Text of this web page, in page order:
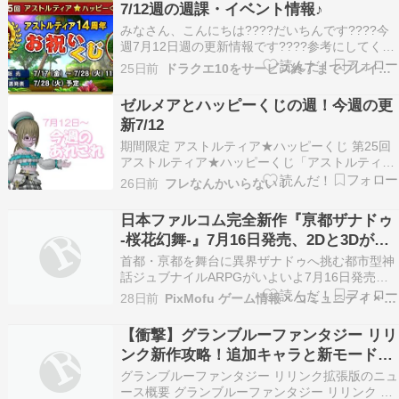
7/12週の週課・イベント情報♪
みなさん、こんにちは????だいちんです????今
週7月12日週の更新情報です????参考にしてくれ
たら嬉しいです????2026年7月12日(日) ～ 2026
年7月18日(土)までのものです。ドラゴンクエス
トXランキング 目次 ①週課 ②隔週課 ③月課 ④イ
ベント情報 ①週課…
25日前 ドラクエ10をサービス終了までプレイしたプクリポのお話
ゼルメアとハッピーくじの週！今週の更
新7/12
期間限定 アストルティア★ハッピーくじ 第25回
アストルティア★ハッピーくじ「アストルティア
14周年お祝いくじ」が発売されます。 7月17日
（金）12:00からです。 抽選会は7月28日（火）
の超ドラゴンクエストXTVで！ よろず屋ロココ
季節の家具庭具を扱う「よろず屋ロココ」…
26日前 フレなんかいらない！
日本ファルコム完全新作『亰都ザナドゥ
-桜花幻舞-』7月16日発売、2Dと3Dが切
り替わるデュアルディメンショナル
ARPG
首都・亰都を舞台に異界ザナドゥへ挑む都市型神
話ジュブナイルARPGがいよいよ7月16日発売に
ゃ。プロモトレーラーとバーチャルシンガー
LinoNの挿入歌も公開され、期待が高まってき
た。
28日前 PixMofu ゲーム情報 × コミュニティ × 自作アプリ
【衝撃】グランブルーファンタジー リリ
ンク新作攻略！追加キャラと新モードで
進化が止まらない
グランブルーファンタジー リリンク拡張版のニュ
ース概要 グランブルーファンタジー リリンク エ